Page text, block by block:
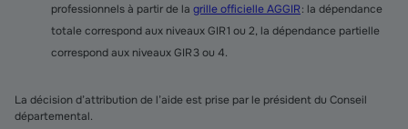
professionnels à partir de la grille officielle AGGIR: la dépendance
totale correspond aux niveaux GIR 1 ou 2, la dépendance partielle
correspond aux niveaux GIR 3 ou 4.
La décision d’attribution de l’aide est prise par le président du Conseil
départemental.